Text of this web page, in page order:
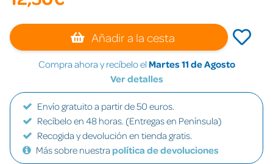
Añadir a la cesta
Compra ahora y recíbelo el Martes 11 de Agosto
Ver detalles
Envío gratuito a partir de 50 euros.
Recíbelo en 48 horas. (Entregas en Península)
Recogida y devolución en tienda gratis.
Más sobre nuestra política de devoluciones